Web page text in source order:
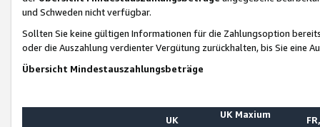
und Schweden nicht verfügbar.
Sollten Sie keine gültigen Informationen für die Zahlungsoption
oder die Auszahlung verdienter Vergütung zurückhalten, bis Sie
Übersicht Mindestauszahlungsbeträge
UK
UK Maxium